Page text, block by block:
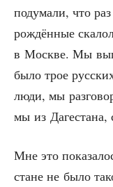
поду­ма­ли, что
рож­дён­ные
в Москве. Мы
было трое
люди, мы
мы из Даге­ста­на,
Мне это
стане не было